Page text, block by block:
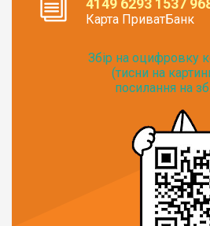
4149 6293 1537
Карта ПриватБанк
Збір на оцифровку
(тисни на
посилання на